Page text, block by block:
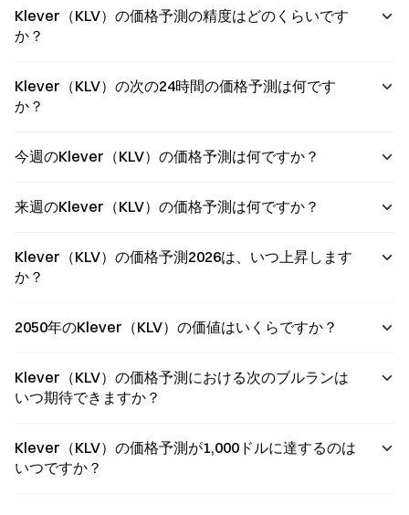
Klever（KLV）の価格予測の精度はどのくらいです
か？
Klever（KLV）の次の24時間の価格予測は何です
か？
今週のKlever（KLV）の価格予測は何ですか？
来週のKlever（KLV）の価格予測は何ですか？
Klever（KLV）の価格予測2026は、いつ上昇します
か？
2050年のKlever（KLV）の価値はいくらですか？
Klever（KLV）の価格予測における次のブルランは
いつ期待できますか？
Klever（KLV）の価格予測が1,000ドルに達するのは
いつですか？